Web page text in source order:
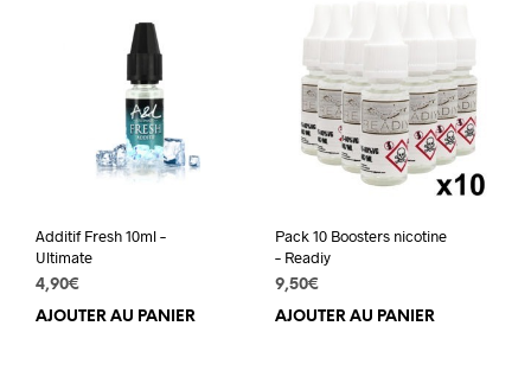
peuvent
choisies
produit
Additif Fresh 10ml –
Ultimate
4,90€
AJOUTER AU PANIER
Pack 10 Boosters nicotine
– Readiy
9,50€
AJOUTER AU PANIER